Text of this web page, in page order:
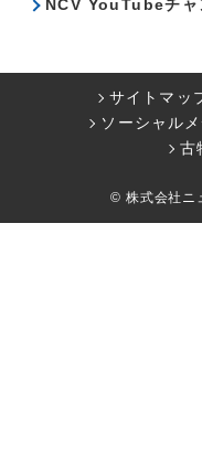
NCV YouTubeチャ
サイトマッ
ソーシャル
古
© 株式会社